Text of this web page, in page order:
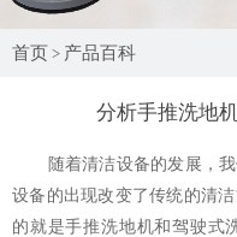
首页 > 产品百科
分析手推洗地
随着清洁设备的发展，我
设备的出现改变了传统的清
的就是手推洗地机和驾驶式